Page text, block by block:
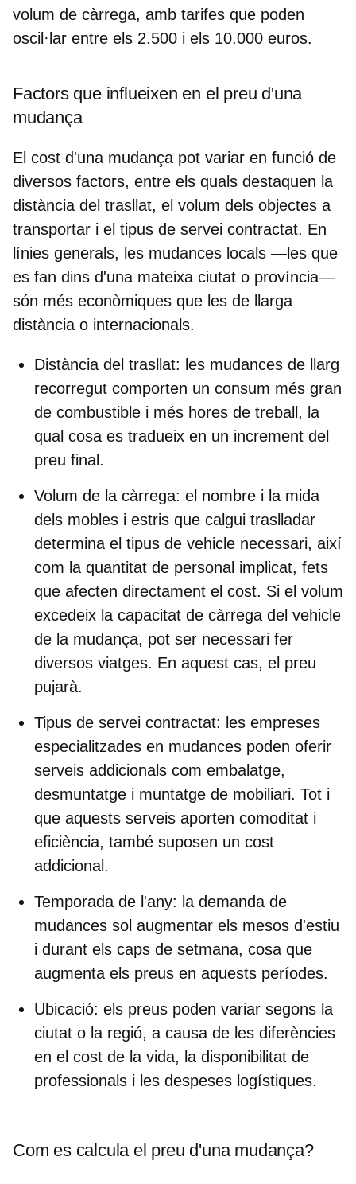
volum de càrrega, amb tarifes que poden
oscil·lar entre els 2.500 i els 10.000 euros.
Factors que influeixen en el preu d'una
mudança
El cost d'una mudança pot variar en funció de
diversos factors, entre els quals destaquen la
distància del trasllat, el volum dels objectes a
transportar i el tipus de servei contractat. En
línies generals, les mudances locals —les que
es fan dins d'una mateixa ciutat o província—
són més econòmiques que les de llarga
distància o internacionals.
Distància del trasllat: les mudances de llarg
recorregut comporten un consum més gran
de combustible i més hores de treball, la
qual cosa es tradueix en un increment del
preu final.
Volum de la càrrega: el nombre i la mida
dels mobles i estris que calgui traslladar
determina el tipus de vehicle necessari, així
com la quantitat de personal implicat, fets
que afecten directament el cost. Si el volum
excedeix la capacitat de càrrega del vehicle
de la mudança, pot ser necessari fer
diversos viatges. En aquest cas, el preu
pujarà.
Tipus de servei contractat: les empreses
especialitzades en mudances poden oferir
serveis addicionals com embalatge,
desmuntatge i muntatge de mobiliari. Tot i
que aquests serveis aporten comoditat i
eficiència, també suposen un cost
addicional.
Temporada de l'any: la demanda de
mudances sol augmentar els mesos d'estiu
i durant els caps de setmana, cosa que
augmenta els preus en aquests períodes.
Ubicació: els preus poden variar segons la
ciutat o la regió, a causa de les diferències
en el cost de la vida, la disponibilitat de
professionals i les despeses logístiques.
Com es calcula el preu d'una mudança?